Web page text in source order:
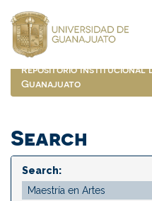
navigation
Repositorio Institucional
Guanajuato
Search
Search: